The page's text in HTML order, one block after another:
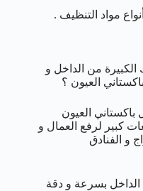
مواد التنظيف .
من الداخل و
العيون ؟
العيون
كبير لرفع العمال و
و الفنادق
الداخل بسرعة و دقة